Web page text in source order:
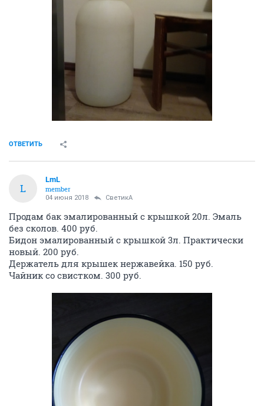
ОТВЕТИТЬ
L
LmL
member
04 июня 2018 СветикА
Продам бак эмалированный с крышкой 20л. Эмаль
без сколов. 400 руб.
Бидон эмалированный с крышкой 3л. Практически
новый. 200 руб.
Держатель для крышек нержавейка. 150 руб.
Чайник со свистком. 300 руб.